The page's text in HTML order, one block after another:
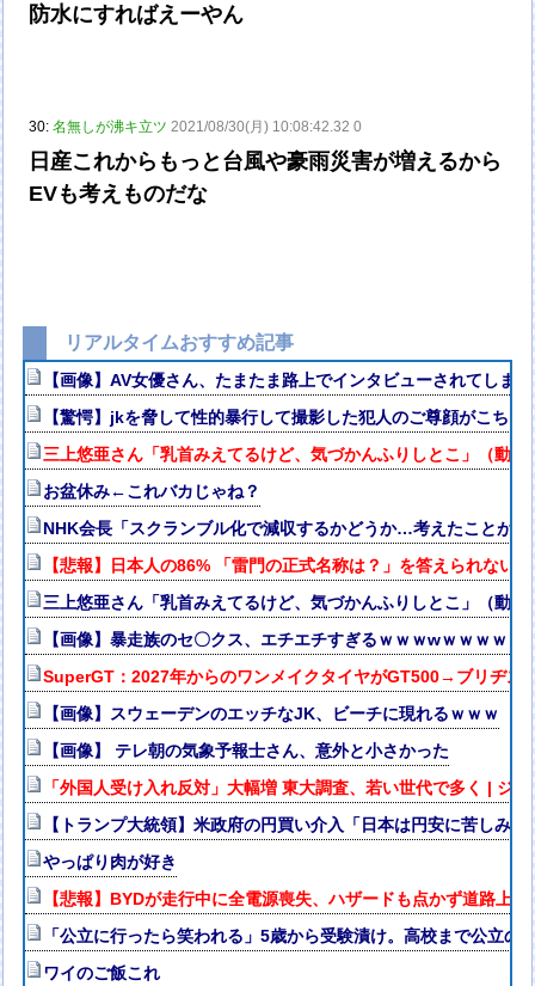
防水にすればえーやん
30:名無しが沸キ立ツ 2021/08/30(月) 10:08:42.32 0
日産これからもっと台風や豪雨災害が増えるから
EVも考えものだな
リアルタイムおすすめ記事
【画像】AV女優さん、たまたま路上でインタビューされてしま
【驚愕】jkを脅して性的暴行して撮影した犯人のご尊顔がこちら
三上悠亜さん「乳首みえてるけど、気づかんふりしとこ」（動画
お盆休み←これバカじゃね？
NHK会長「スクランブル化で減収するかどうか…考えたことが
【悲報】日本人の86% 「雷門の正式名称は？」を答えられない
三上悠亜さん「乳首みえてるけど、気づかんふりしとこ」（動画
【画像】暴走族のセ〇クス、エチエチすぎるｗｗｗwｗｗｗｗｗ
SuperGT：2027年からのワンメイクタイヤがGT500→ブリヂス
【画像】スウェーデンのエッチなJK、ビーチに現れるｗｗｗ
【画像】 テレ朝の気象予報士さん、意外と小さかった
「外国人受け入れ反対」大幅増 東大調査、若い世代で多く | ジ
【トランプ大統領】米政府の円買い介入「日本は円安に苦しみ
やっぱり肉が好き
【悲報】BYDが走行中に全電源喪失、ハザードも点かず道路
「公立に行ったら笑われる」5歳から受験漬け。高校まで公立
ワイのご飯これ